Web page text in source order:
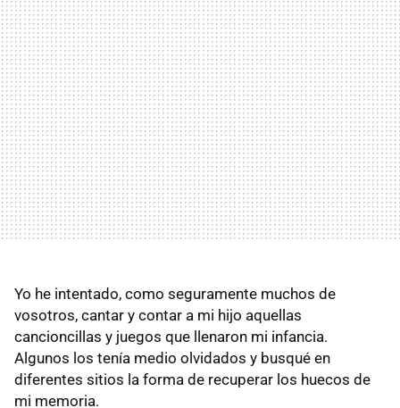
Yo he intentado, como seguramente muchos de
vosotros, cantar y contar a mi hijo aquellas
cancioncillas y juegos que llenaron mi infancia.
Algunos los tenía medio olvidados y busqué en
diferentes sitios la forma de recuperar los huecos de
mi memoria.